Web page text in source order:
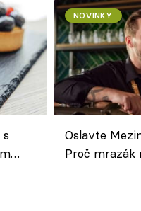
NOVINKY
Oslavte
Proč